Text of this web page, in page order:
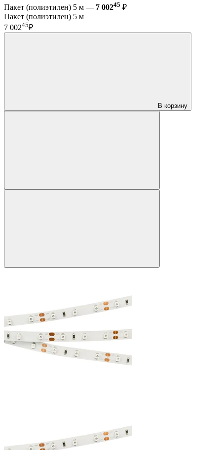
Пакет (полиэтилен) 5 м — 7 00245 ₽
Пакет (полиэтилен) 5 м
7 00245₽
В корзину